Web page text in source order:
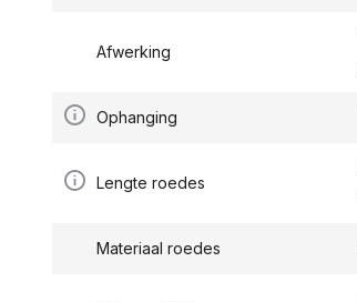
Afwerking
Ophanging
Lengte roedes
Materiaal roedes